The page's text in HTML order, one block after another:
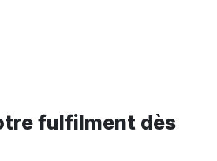
fulfilment dès